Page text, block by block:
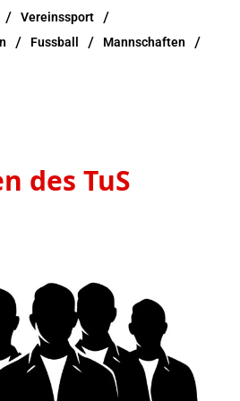
/ Vereinssport /
/ Fussball / Mannschaften /
des TuS